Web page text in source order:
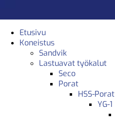
Etusivu
Koneistus
Sandvik
Lastuavat työkalut
Seco
Porat
HSS-Porat
YG-1